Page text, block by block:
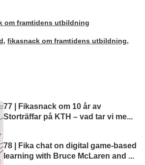
77 | Fikasnack om 10 år av
Storträffar på KTH – vad tar vi me...
78 | Fika chat on digital game-based
learning with Bruce McLaren and ...
om framtidens utbildning
, fikasnack om framtidens utbildning,